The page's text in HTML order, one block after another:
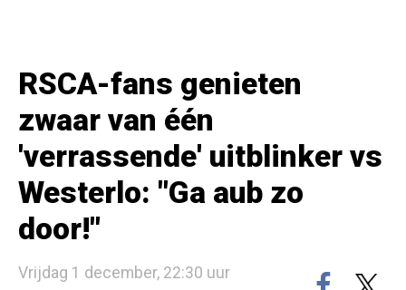
RSCA-fans genieten
zwaar van één
'verrassende' uitblinker vs
Westerlo: "Ga aub zo
door!"
Vrijdag 1 december, 22:30 uur